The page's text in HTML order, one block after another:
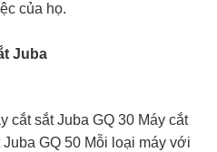
của họ.
Juba
cắt sắt Juba GQ 30 Máy cắt
GQ 50 Mỗi loại máy với